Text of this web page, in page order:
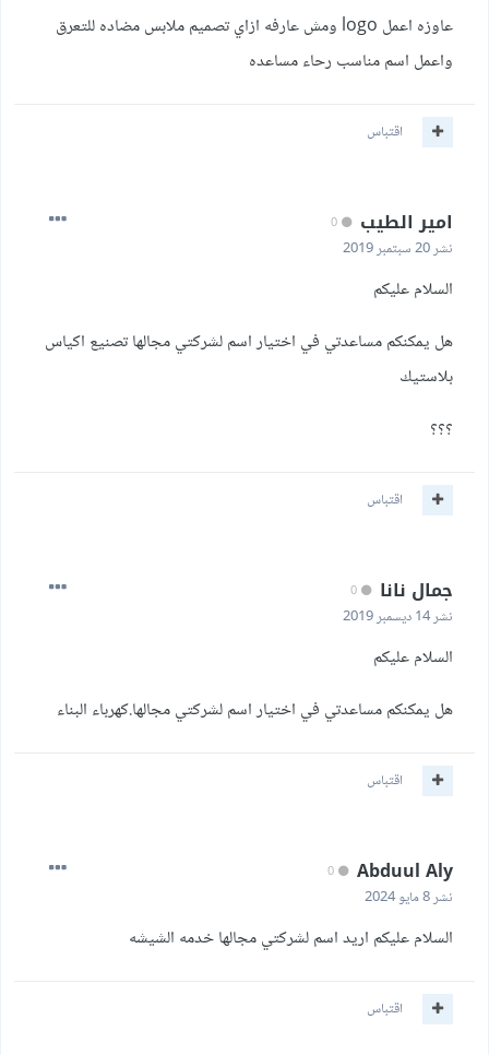
عاوزه اعمل logo ومش عارفه ازاي تصميم ملابس مضاده للتعرق
واعمل اسم مناسب رحاء مساعده
اقتباس
امير الطيب
نشر20 سبتمبر 2019
السلام عليكم
هل يمكنكم مساعدتي في اختيار اسم لشركتي مجالها تصنيع اكياس
بلاستيك
؟؟؟
اقتباس
جمال نانا
نشر14 ديسمبر 2019
السلام عليكم
هل يمكنكم مساعدتي في اختيار اسم لشركتي مجالها.كهرباء البناء
اقتباس
Abduul Aly
نشر8 مايو 2024
السلام عليكم اريد اسم لشركتي مجالها خدمه الشيشه
اقتباس